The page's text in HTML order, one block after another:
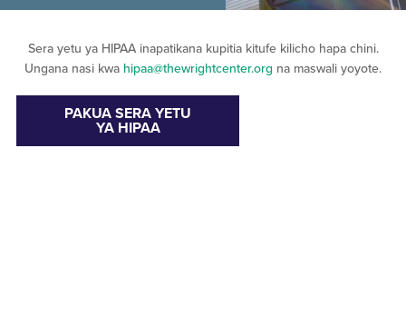
Sera yetu ya HIPAA inapatikana kupitia kitufe kilicho hapa chini.
Ungana nasi kwa hipaa@thewrightcenter.org na maswali yoyote.
PAKUA SERA YETU
YA HIPAA